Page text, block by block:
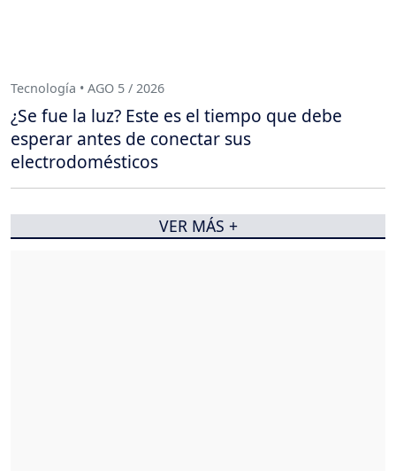
Tecnología • AGO 5 / 2026
¿Se fue la luz? Este es el tiempo que debe
esperar antes de conectar sus
electrodomésticos
VER MÁS +